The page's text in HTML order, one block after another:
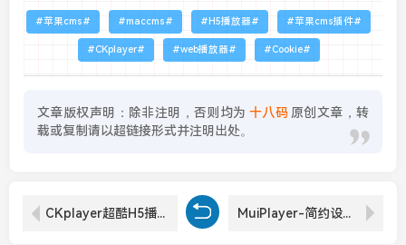
苹果cms maccms H5播放器 苹果cms插件
CKplayer web播放器 Cookie
文章版权声明：除非注明，否则均为 十八码 原创文章，转
载或复制请以超链接形式并注明出处。
CKplayer超酷H5播放器在整合苹果CMS程序下实现自动播放下一集设置 MuiPlayer-简约设计风格的优秀开源弹幕H5播放器